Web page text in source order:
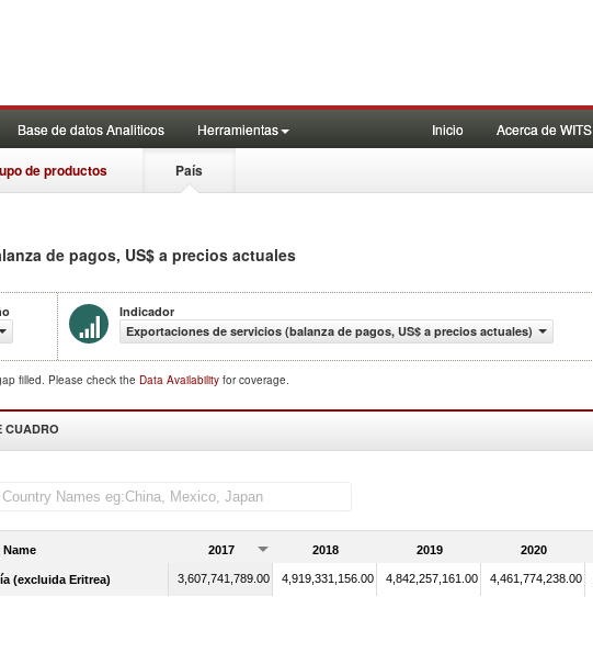
Base de datos Analiticos Herramientas Inicio Acerca de WITS
de productos País
de pagos, US$ a precios actuales
Indicador
Exportaciones de servicios (balanza de pagos, US$ a precios actuales)
filled. Please check the Data Availability for coverage.
CUADRO
2017 2018 2019 2020
(excluida Eritrea) 3,607,741,789.00 4,919,331,156.00 4,842,257,161.00 4,461,774,238.00